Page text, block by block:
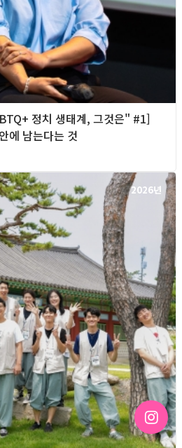
정치 생태계, 그것은" #1]
에 남는다는 것
2026년